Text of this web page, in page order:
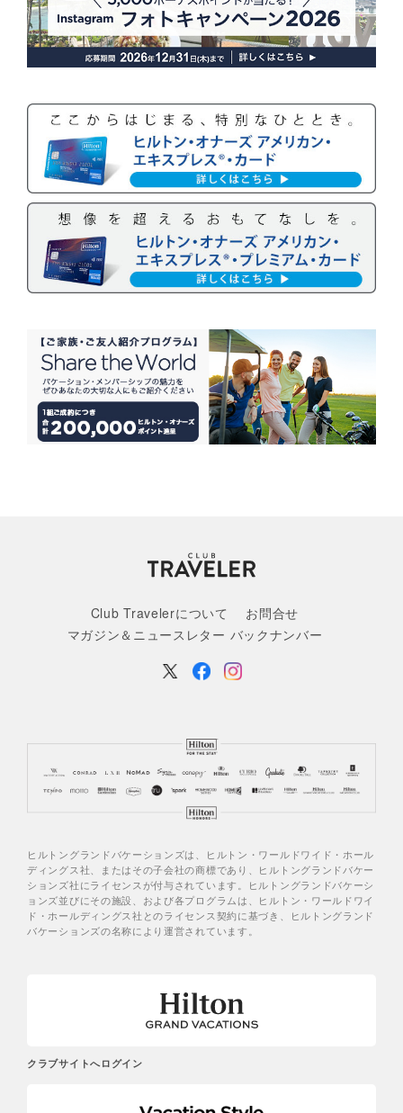
Club Travelerについて
お問合せ
マガジン＆ニュースレター バックナンバー
ヒルトングランドバケーションズは、ヒルトン・ワールドワイド・ホール
ディングス社、またはその子会社の商標であり、ヒルトングランドバケー
ションズ社にライセンスが付与されています。ヒルトングランドバケーシ
ョンズ並びにその施設、および各プログラムは、ヒルトン・ワールドワイ
ド・ホールディングス社とのライセンス契約に基づき、ヒルトングランド
バケーションズの名称により運営されています。
クラブサイトへログイン